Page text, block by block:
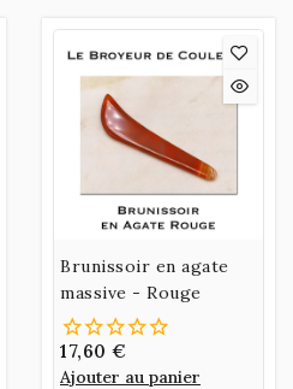
Brunissoir en agate
massive - Rouge
17,60 €
Ajouter au panier